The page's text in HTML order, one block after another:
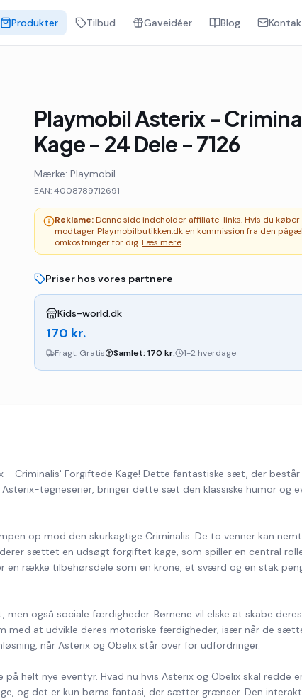
Produkter Tilbud Gaveidéer Blog
Playmobil Asterix -
Kage - 24 Dele - 7126
Mærke: Playmobil
EAN:4008789712691
Reklame:Denne side indeholder affiliate-links. Hvis du
modtager Playmobilbutikken.dk en kommission fra den
omkostninger for dig.Læs mere
Priser hos vores partnere
Kids-world.dk
170 kr.
Fragt: Gratis Samlet: 170 kr. 1-2 hverdage
Criminalis' Forgiftede Kage! Dette fantastiske sæt, der
tegneserier, bringer dette sæt den klassiske humor og
op mod den skurkagtige Criminalis. De to venner kan
sættet en udsøgt forgiftet kage, som spiller en central
række tilbehørsdele som en krone, et sværd og en stak
også sociale færdigheder. Børnene vil elske at skabe
at udvikle deres motoriske færdigheder, især når de
når Asterix og Obelix står over for udfordringer.
helt nye eventyr. Hvad nu hvis Asterix og Obelix skal redde
og det er kun børns fantasi, der sætter grænser. Den